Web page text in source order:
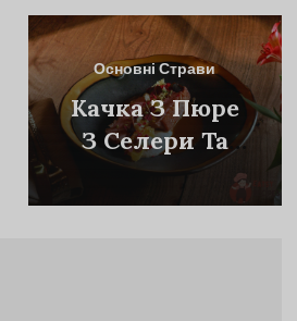
Основні Страви
Качка З Пюре
З Селери Та
Топінамбуру